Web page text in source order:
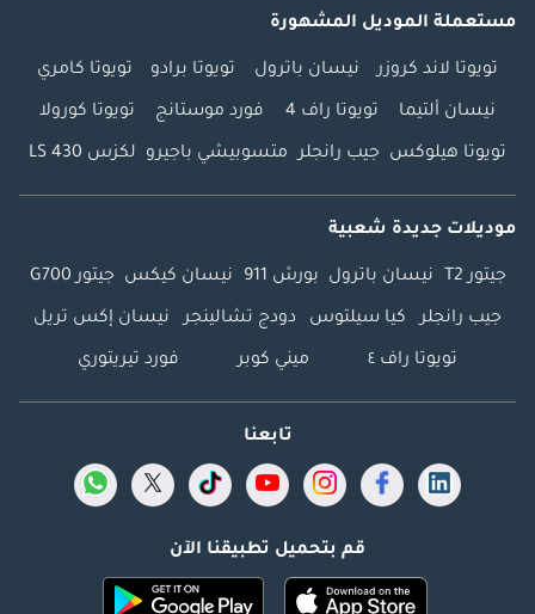
مستعملة الموديل المشهورة
تويوتا لاند كروزر نيسان باترول تويوتا برادو تويوتا كامري
نيسان ألتيما تويوتا راف 4 فورد موستانج تويوتا كورولا
تويوتا هيلوكس جيب رانجلر متسوبيشي باجيرو لكزس LS 430
موديلات جديدة شعبية
جيتور T2 نيسان باترول بورش 911 نيسان كيكس جيتور G700
جيب رانجلر كيا سيلتوس دودج تشالينجر نيسان إكس تريل
تويوتا راف ٤ ميني كوبر فورد تيريتوري
تابعنا
قم بتحميل تطبيقنا الآن